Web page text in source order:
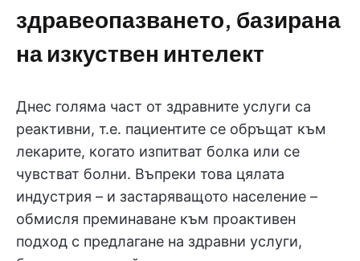
здравеопазването, базирана
на изкуствен интелект
Днес голяма част от здравните услуги са
реактивни, т.е. пациентите се обръщат към
лекарите, когато изпитват болка или се
чувстват болни. Въпреки това цялата
индустрия – и застаряващото население –
обмисля преминаване към проактивен
подход с предлагане на здравни услуги,